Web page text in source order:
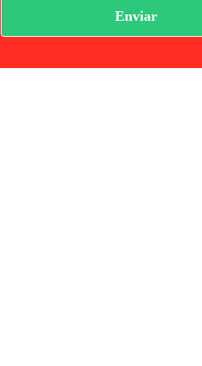
Legitimación: Tratamientos sometidos al cumplimiento
Ejercicio de derechos: Acceder, revocar y rectificar